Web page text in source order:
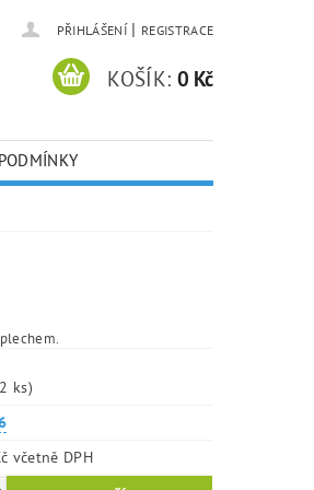
PŘIHLÁŠENÍ | REGISTRACE
KOŠÍK: 0 Kč
ks)
206,84 Kč včetně DPH